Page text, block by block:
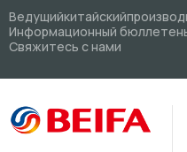
Информационный
Свяжитесь с нами